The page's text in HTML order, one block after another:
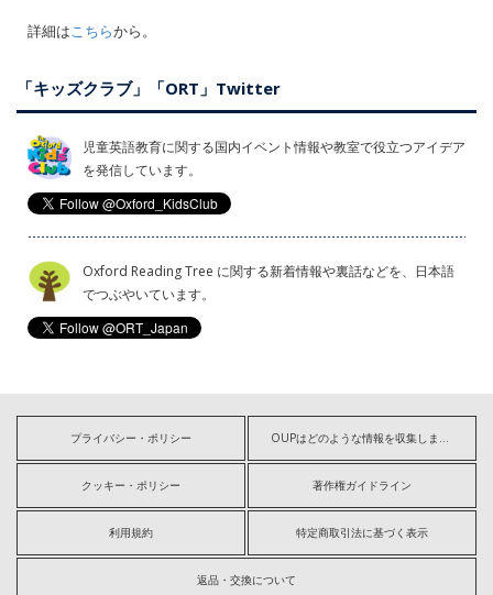
詳細は こちらから。
「キッズクラブ」「ORT」Twitter
児童英語教育に関する国内イベント情報や教室で役立つアイデア
を発信しています。
Oxford Reading Tree に関する新着情報や裏話などを、日本語
でつぶやいています。
プライバシー・ポリシー
クッキー・ポリシー 著作権ガイドライン
利用規約 特定商取引法に基づく表示
返品・交換について